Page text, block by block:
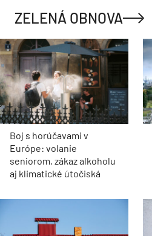
ZELENÁ OBNOVA
Boj s horúčavami v
Európe: volanie
seniorom, zákaz alkoholu
aj klimatické útočiská